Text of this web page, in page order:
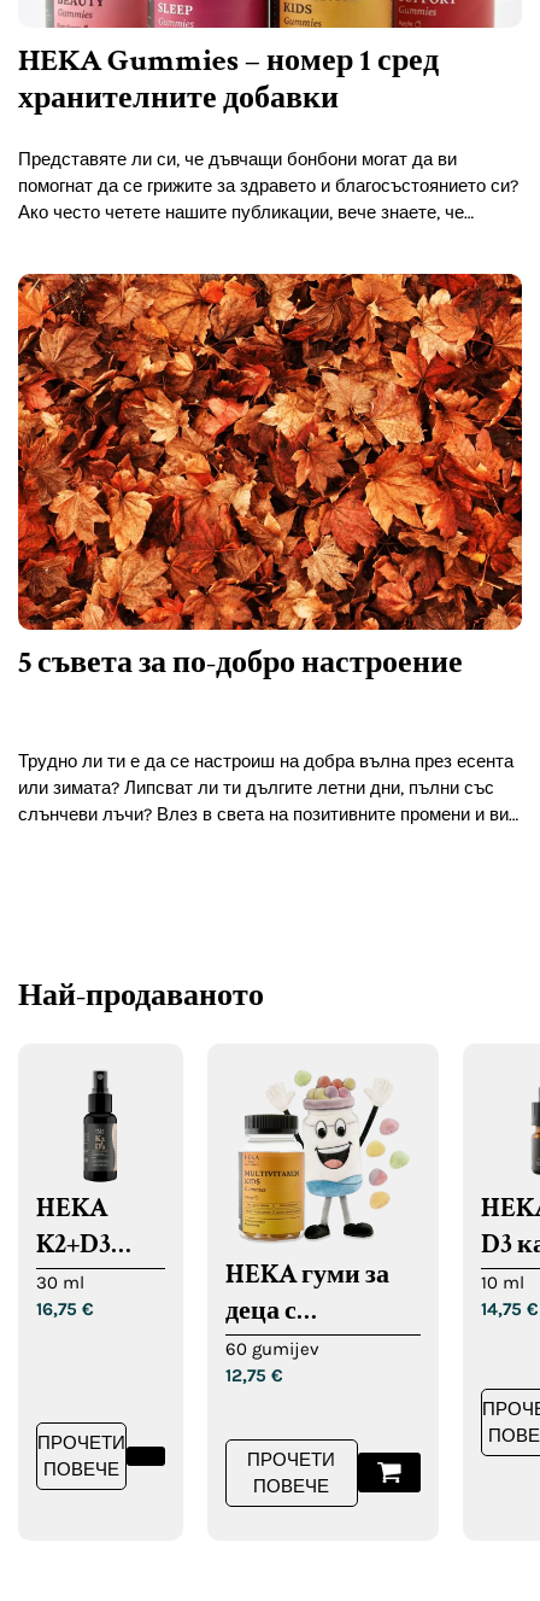
HEKA Gummies – номер 1 сред
хранителните добавки
Представяте ли си, че дъвчащи бонбони могат да ви
помогнат да се грижите за здравето и благосъстоянието си?
Ако често четете нашите публикации, вече знаете, че
5 съвета за по-добро настроение
Трудно ли ти е да се настроиш на добра вълна през есента
или зимата? Липсват ли ти дългите летни дни, пълни със
слънчеви лъчи? Влез в света на позитивните промени и виж
Най-продаваното
HEKA
K2+D3
спрей
30 ml
16,75 €
ПРОЧЕТИ
ПОВЕЧЕ
HEKA гуми за
деца с
мултивитамини
60 gumijev
12,75 €
ПРОЧЕТИ
ПОВЕЧЕ
D3
10 ml
14,75 €